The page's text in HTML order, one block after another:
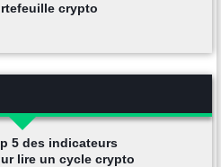
crypto
5 des indicateurs
lire un cycle crypto